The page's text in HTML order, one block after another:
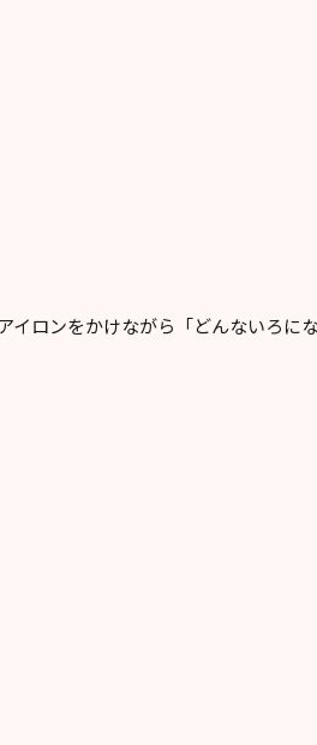
イロンをかけながら「どんないろに